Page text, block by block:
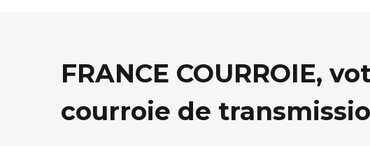
FRANCE COURROIE,
courroie de